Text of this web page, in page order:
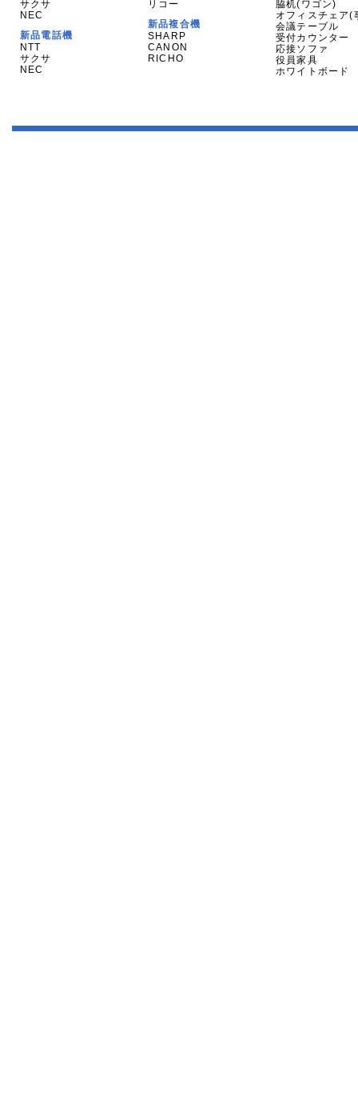
サクサ
NEC
新品電話機
NTT
サクサ
NEC
リコー
新品複合機
SHARP
CANON
RICHO
脇机(ワゴン)
オフィスチェア(
会議テーブル
受付カウンター
応接ソファ
役員家具
ホワイトボード